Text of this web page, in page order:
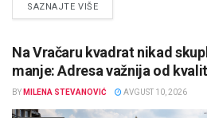
SAZNAJTE VIŠEDETAILS
Na Vračaru kvadrat nikad
manje: Adresa važnija od
BY MILENA STEVANOVIĆ AVGUST 10, 2026